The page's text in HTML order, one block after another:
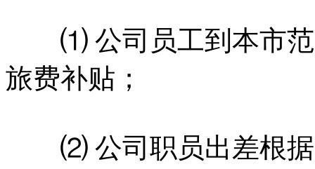
⑴ 公司员工到本市范
旅费补贴；
⑵ 公司职员出差根据